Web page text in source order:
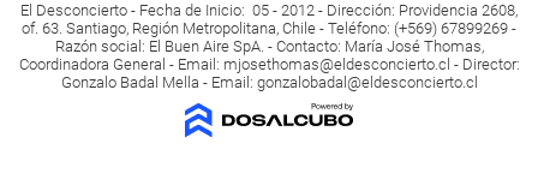
El Desconcierto - Fecha de Inicio: 05 - 2012 - Dirección: Providencia 2608,
of. 63. Santiago, Región Metropolitana, Chile - Teléfono: (+569) 67899269 -
Razón social: El Buen Aire SpA. - Contacto: María José Thomas,
Coordinadora General - Email: mjosethomas@eldesconcierto.cl - Director:
Gonzalo Badal Mella - Email: gonzalobadal@eldesconcierto.cl